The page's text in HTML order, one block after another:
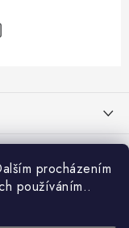
procházením
používáním..